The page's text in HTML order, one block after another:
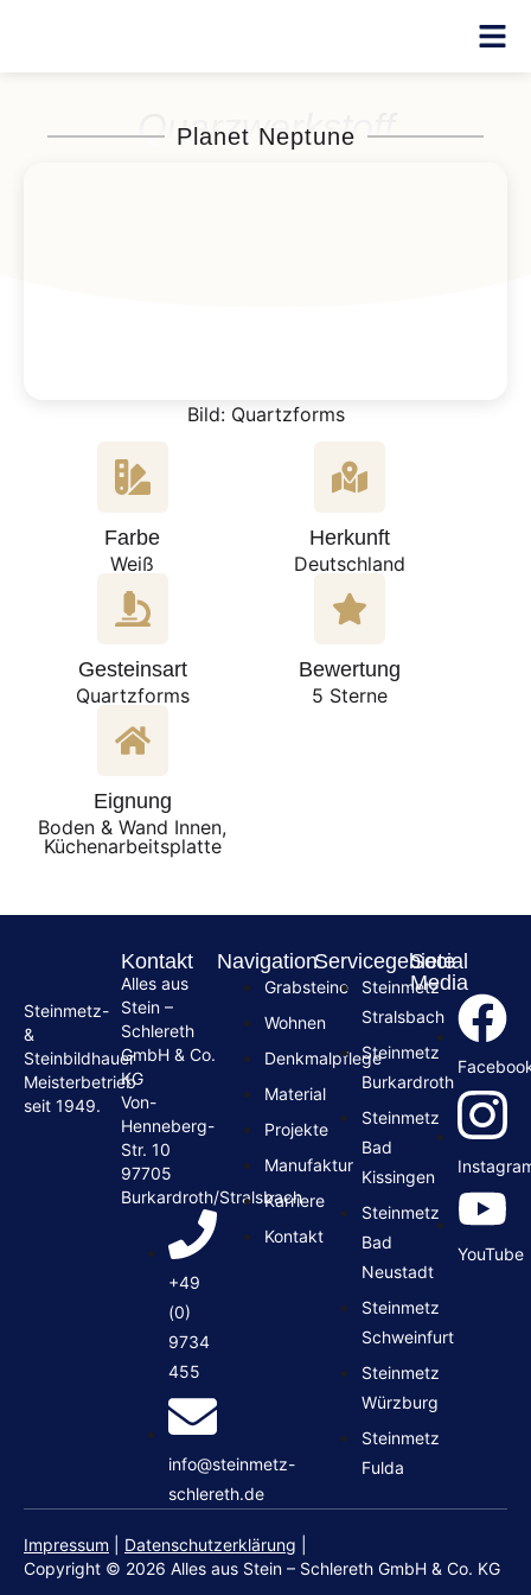
Quarzwerkstoff
Planet Neptune
Bild: Quartzforms
Farbe
Weiß
Herkunft
Deutschland
Gesteinsart
Quartzforms
Bewertung
5 Sterne
Eignung
Boden & Wand Innen,
Küchenarbeitsplatte
Steinmetz-
&
Steinbildhauer
Meisterbetrieb
seit 1949.
Kontakt
Alles aus
Stein –
Schlereth
GmbH & Co.
KG
Von-
Henneberg-
Str. 10
97705
Burkardroth/Stralsbach
+49
(0)
9734
455
info@steinmetz-
schlereth.de
Navigation
Grabsteine
Wohnen
Denkmalpflege
Material
Projekte
Manufaktur
Karriere
Kontakt
Servicegebiete
Steinmetz
Stralsbach
Steinmetz
Burkardroth
Steinmetz
Bad
Kissingen
Steinmetz
Bad
Neustadt
Steinmetz
Schweinfurt
Steinmetz
Würzburg
Steinmetz
Fulda
Social
Media
YouTube
Copyright © 2026 Alles aus Stein – Schlereth GmbH & Co. KG
Impressum Datenschutzerklärung